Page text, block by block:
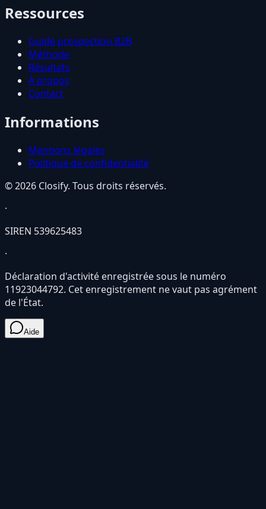
Ressources
Guide prospection B2B
Méthode
Résultats
À propos
Contact
Informations
Mentions légales
Politique de confidentialité
© 2026 Closify. Tous droits réservés.
·
SIREN 539625483
·
Déclaration d'activité enregistrée sous le numéro
11923044792. Cet enregistrement ne vaut pas agrément
de l'État.
Aide